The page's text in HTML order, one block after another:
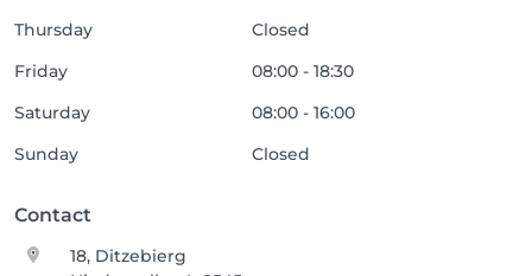
Thursday
Closed
Friday
08:00 - 18:30
Saturday
08:00 - 16:00
Sunday
Closed
Contact
18, Ditzebierg